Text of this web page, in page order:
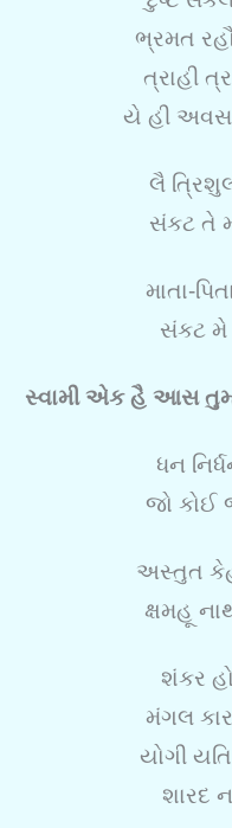
ભ્રમત
ત્રાહી
યે હી
લૈ
સંકટ તે
માતા-
સંકટ મે
સ્વામી એક હૈ આસ
ધન
જો કોઈ
અસ્તુત
ક્ષમહૂ
શંકર
મંગલ
યોગી
શારદ